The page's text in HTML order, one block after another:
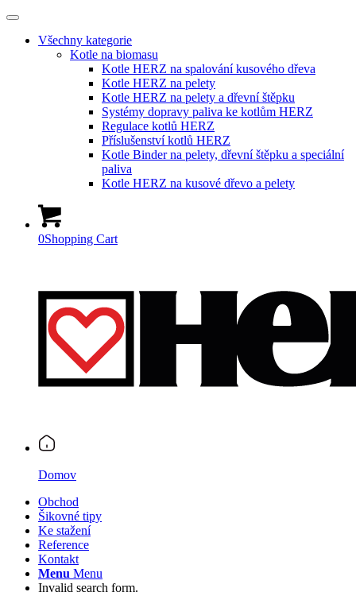
Všechny kategorie
Kotle na biomasu
Kotle HERZ na spalování kusového dřeva
Kotle HERZ na pelety
Kotle HERZ na pelety a dřevní štěpku
Systémy dopravy paliva ke kotlům HERZ
Regulace kotlů HERZ
Příslušenství kotlů HERZ
Kotle Binder na pelety, dřevní štěpku a speciální
paliva
Kotle HERZ na kusové dřevo a pelety
0Shopping Cart
Domov
Obchod
Šikovné tipy
Ke stažení
Reference
Kontakt
Menu Menu
Invalid search form.